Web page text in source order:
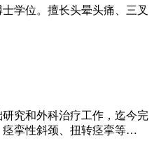
学位。擅长头晕头痛、三叉
究和外科治疗工作，迄今完
痉挛性斜颈、扭转痉挛等…